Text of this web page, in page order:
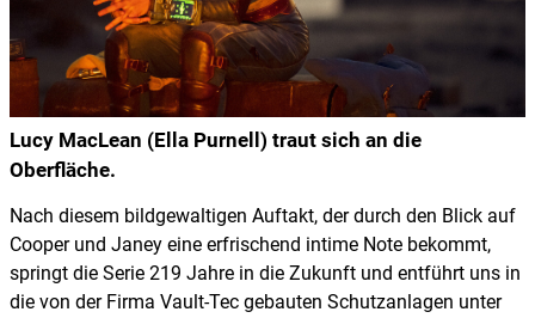
Lucy MacLean (Ella Purnell) traut sich an die
Oberfläche.
Nach diesem bildgewaltigen Auftakt, der durch den Blick auf
Cooper und Janey eine erfrischend intime Note bekommt,
springt die Serie 219 Jahre in die Zukunft und entführt uns in
die von der Firma Vault-Tec gebauten Schutzanlagen unter